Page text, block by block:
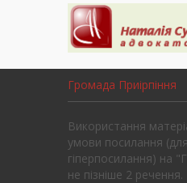
Громада Приірпіння
Використання
умови посилання
гіперпосилання) на
не пізніше 2 речення.